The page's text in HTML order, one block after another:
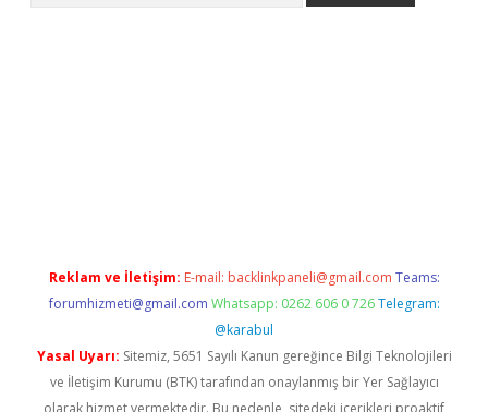
Reklam ve İletişim: E-mail: backlinkpaneli@gmail.com Teams:
forumhizmeti@gmail.com Whatsapp: 0262 606 0 726 Telegram:
@karabul
Yasal Uyarı: Sitemiz, 5651 Sayılı Kanun gereğince Bilgi Teknolojileri
ve İletişim Kurumu (BTK) tarafından onaylanmış bir Yer Sağlayıcı
olarak hizmet vermektedir. Bu nedenle, sitedeki içerikleri proaktif